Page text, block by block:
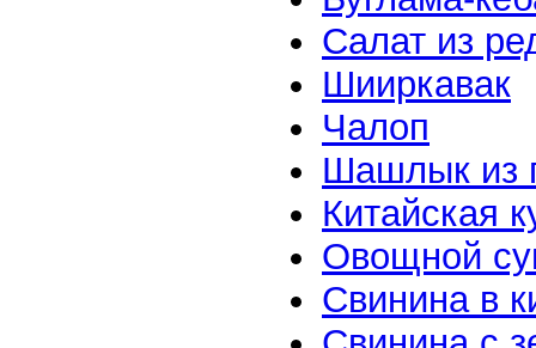
Салат из
Шииркавак
Чалоп
Шашлык из
Китайская
Овощной
Свинина в